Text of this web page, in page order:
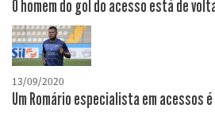
O homem do gol do acesso está de
13/09/2020
Um Romário especialista em acessos